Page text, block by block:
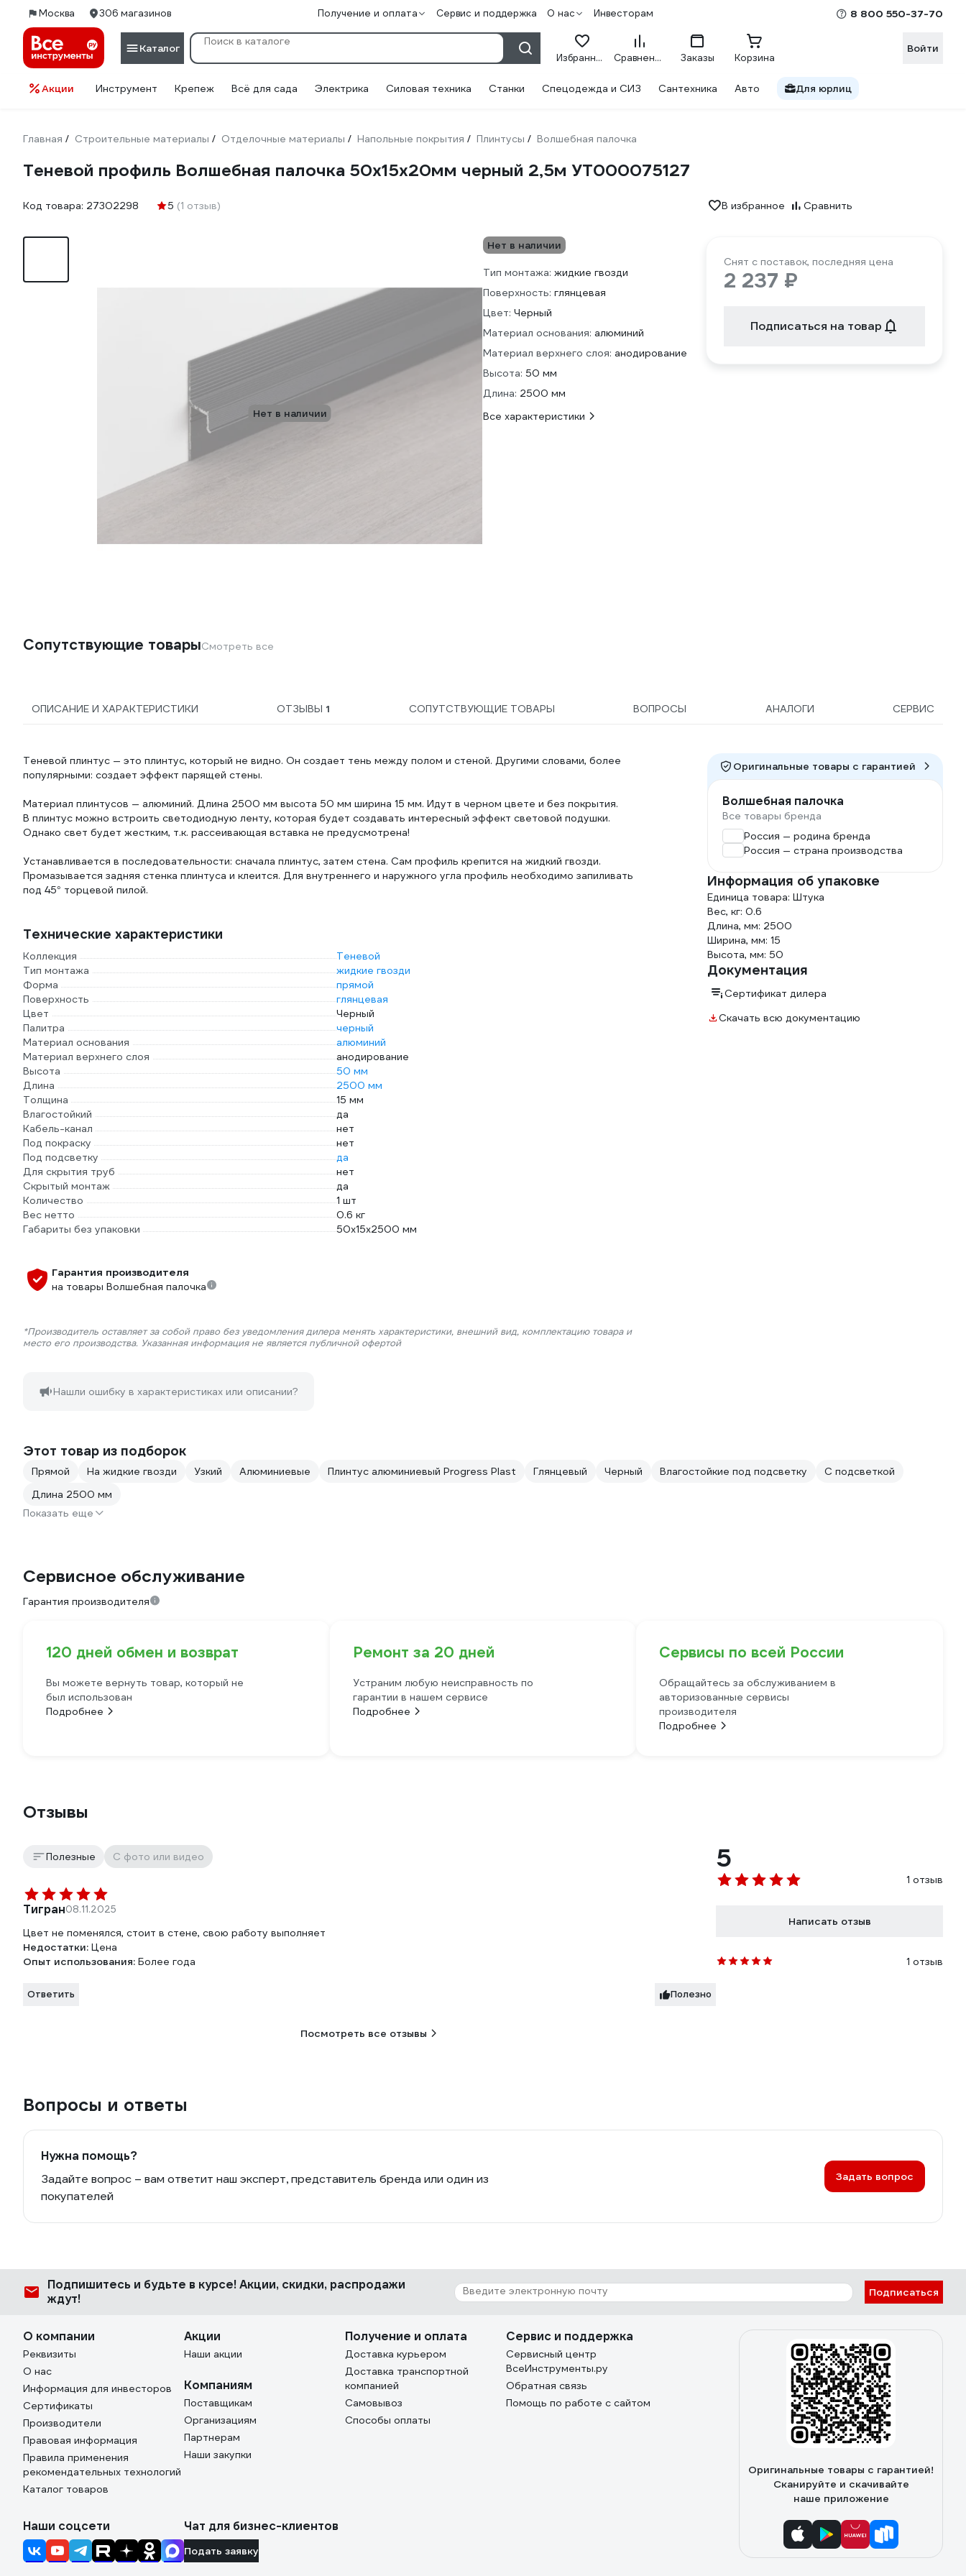
Москва 306 магазинов Получение и оплата Сервис и поддержка О нас Инвесторам 8 800 550-37-70
Каталог
Избранное Сравнение Заказы Корзина
Войти
Акции Инструмент Крепеж Всё для сада Электрика Силовая техника Станки Спецодежда и СИЗ Сантехника Авто Для юрлиц
Главная / Строительные материалы / Отделочные материалы / Напольные покрытия / Плинтусы / Волшебная палочка
Теневой профиль Волшебная палочка 50x15x20мм черный 2,5м УТ000075127
Код товара: 27302298 5 (1 отзыв) В избранное Сравнить
Нет в наличии
Нет в наличии
Тип монтажа: жидкие гвозди
Поверхность: глянцевая
Цвет: Черный
Материал основания: алюминий
Материал верхнего слоя: анодирование
Высота: 50 мм
Длина: 2500 мм
Все характеристики
Снят с поставок, последняя цена
2 237 ₽
Подписаться на товар
Сопутствующие товарыСмотреть все
ОПИСАНИЕ И ХАРАКТЕРИСТИКИ ОТЗЫВЫ 1 СОПУТСТВУЮЩИЕ ТОВАРЫ ВОПРОСЫ АНАЛОГИ СЕРВИС
Теневой плинтус — это плинтус, который не видно. Он создает тень между полом и стеной. Другими словами, более
популярными: создает эффект парящей стены.
Материал плинтусов — алюминий. Длина 2500 мм высота 50 мм ширина 15 мм. Идут в черном цвете и без покрытия.
В плинтус можно встроить светодиодную ленту, которая будет создавать интересный эффект световой подушки.
Однако свет будет жестким, т.к. рассеивающая вставка не предусмотрена!
Устанавливается в последовательности: сначала плинтус, затем стена. Сам профиль крепится на жидкий гвозди.
Промазывается задняя стенка плинтуса и клеится. Для внутреннего и наружного угла профиль необходимо запиливать
под 45° торцевой пилой.
Технические характеристики
Коллекция
Теневой
Тип монтажа
жидкие гвозди
Форма
прямой
Поверхность
глянцевая
Цвет
Черный
Палитра
черный
Материал основания
алюминий
Материал верхнего слоя
анодирование
Высота
50 мм
Длина
2500 мм
Толщина
15 мм
Влагостойкий
да
Кабель-канал
нет
Под покраску
нет
Под подсветку
да
Для скрытия труб
нет
Скрытый монтаж
да
Количество
1 шт
Вес нетто
0.6 кг
Габариты без упаковки
50х15х2500 мм
Гарантия производителя
на товары Волшебная палочка
*Производитель оставляет за собой право без уведомления дилера менять характеристики, внешний вид, комплектацию товара и
место его производства. Указанная информация не является публичной офертой
Нашли ошибку в характеристиках или описании?
Оригинальные товары c гарантией
Волшебная палочка
Все товары бренда
Россия — родина бренда
Россия — страна производства
Информация об упаковке
Единица товара: Штука
Вес, кг: 0.6
Длина, мм: 2500
Ширина, мм: 15
Высота, мм: 50
Документация
Сертификат дилера
Скачать всю документацию
Этот товар из подборок
Прямой На жидкие гвозди Узкий Алюминиевые Плинтус алюминиевый Progress Plast Глянцевый Черный Влагостойкие под подсветку
С подсветкой
Длина 2500 мм
Показать еще
Сервисное обслуживание
Гарантия производителя
120 дней обмен и возврат
Вы можете вернуть товар, который не
был использован
Подробнее
Ремонт за 20 дней
Устраним любую неисправность по
гарантии в нашем сервисе
Подробнее
Сервисы по всей России
Обращайтесь за обслуживанием в
авторизованные сервисы
производителя
Подробнее
Отзывы
5
1 отзыв
Написать отзыв
1 отзыв
Полезные С фото или видео
Тигран08.11.2025
Цвет не поменялся, стоит в стене, свою работу выполняет
Недостатки: Цена
Опыт использования: Более года
Ответить Полезно
Посмотреть все отзывы
Вопросы и ответы
Нужна помощь?
Задайте вопрос – вам ответит наш эксперт, представитель бренда или один из
покупателей
Задать вопрос
Подпишитесь и будьте в курсе! Акции, скидки, распродажи
ждут!
Подписаться
О компании
Реквизиты
О нас
Информация для инвесторов
Сертификаты
Производители
Правовая информация
Правила применения
рекомендательных технологий
Каталог товаров
Акции
Наши акции
Компаниям
Поставщикам
Организациям
Партнерам
Наши закупки
Получение и оплата
Доставка курьером
Доставка транспортной
компанией
Самовывоз
Способы оплаты
Сервис и поддержка
Сервисный центр
ВсеИнструменты.ру
Обратная связь
Помощь по работе с сайтом
Оригинальные товары с гарантией!
Сканируйте и скачивайте
наше приложение
Наши соцсети Чат для бизнес-клиентов
Подать заявку